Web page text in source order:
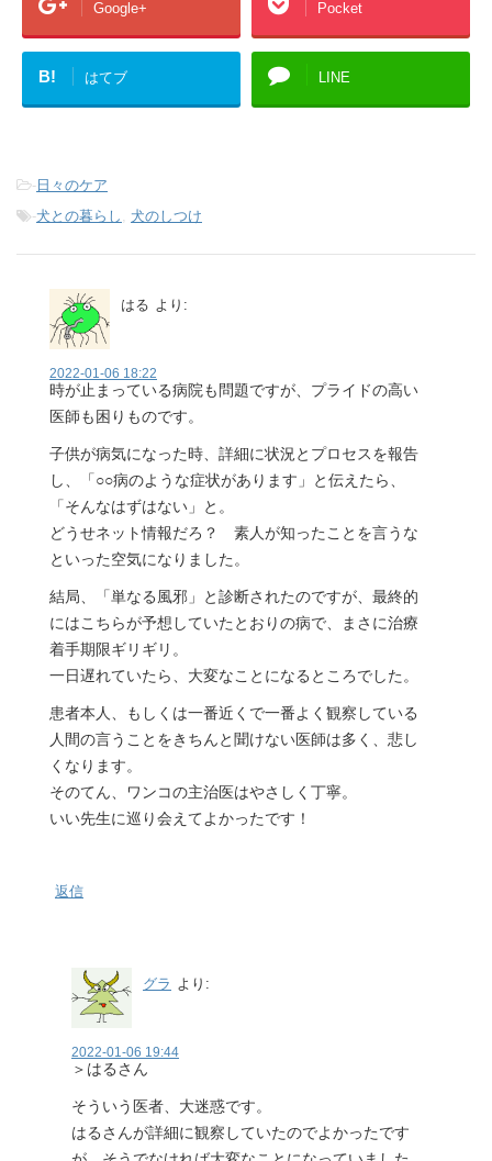
Google+ Pocket
B! はてブ LINE
-日々のケア
-犬との暮らし 犬のしつけ
はる より:
2022-01-06 18:22
時が止まっている病院も問題ですが、プライドの高い
医師も困りものです。
子供が病気になった時、詳細に状況とプロセスを報告
し、「○○病のような症状があります」と伝えたら、
「そんなはずはない」と。
どうせネット情報だろ？ 素人が知ったことを言うな
といった空気になりました。
結局、「単なる風邪」と診断されたのですが、最終的
にはこちらが予想していたとおりの病で、まさに治療
着手期限ギリギリ。
一日遅れていたら、大変なことになるところでした。
患者本人、もしくは一番近くで一番よく観察している
人間の言うことをきちんと聞けない医師は多く、悲し
くなります。
そのてん、ワンコの主治医はやさしく丁寧。
いい先生に巡り会えてよかったです！
返信
グラ より:
2022-01-06 19:44
＞はるさん
そういう医者、大迷惑です。
はるさんが詳細に観察していたのでよかったです